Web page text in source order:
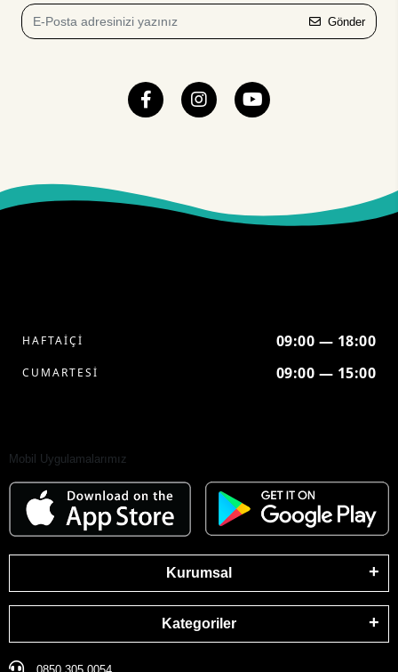
Gönder
HAFTAİÇİ 09:00 — 18:00
CUMARTESİ 09:00 — 15:00
Mobil Uygulamalarımız
Kurumsal
Kategoriler